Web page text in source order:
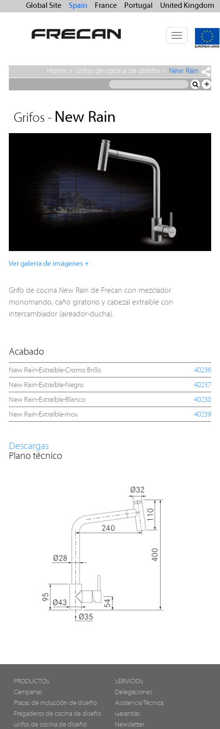
Global Site Spain France Portugal United Kingdom
Toggle
navigation
Home > Grifos de cocina de diseño > New Rain
+
Grifos - New Rain
Ver galería de imágenes +
Grifo de cocina New Rain de Frecan con mezclador
monomando, caño giratorio y cabezal extraíble con
intercambiador (aireador-ducha).
Acabado
New Rain-Extraíble-Cromo Brillo
40236
New Rain-Extraíble-Negro
40237
New Rain-Extraíble-Blanco
40238
New Rain-Extraíble-Inox
40239
Descargas
Plano técnico
PRODUCTOS
Campanas
Placas de inducción de diseño
Fregaderos de cocina de diseño
Grifos de cocina de diseño
SERVICIOS
Delegaciones
Asistencia Técnica
Garantías
Newsletter